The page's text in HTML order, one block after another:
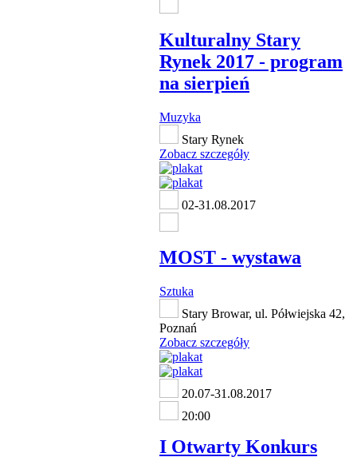
Kulturalny Stary
Rynek 2017 - program
na sierpień
Muzyka
Stary Rynek
Zobacz szczegóły
02-31.08.2017
MOST - wystawa
Sztuka
Stary Browar, ul. Półwiejska 42,
Poznań
Zobacz szczegóły
20.07-31.08.2017
20:00
I Otwarty Konkurs